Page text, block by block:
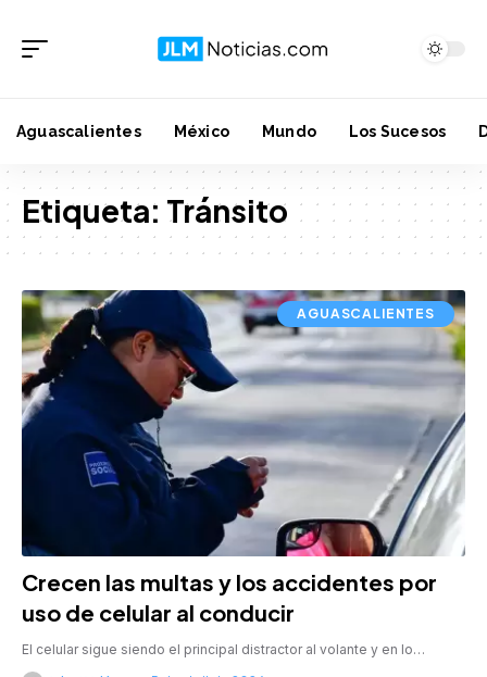
Aguascalientes México Mundo Los Sucesos
Etiqueta: Tránsito
AGUASCALIENTES
Crecen las multas y los accidentes por
uso de celular al conducir
El celular sigue siendo el principal distractor al volante y en lo…